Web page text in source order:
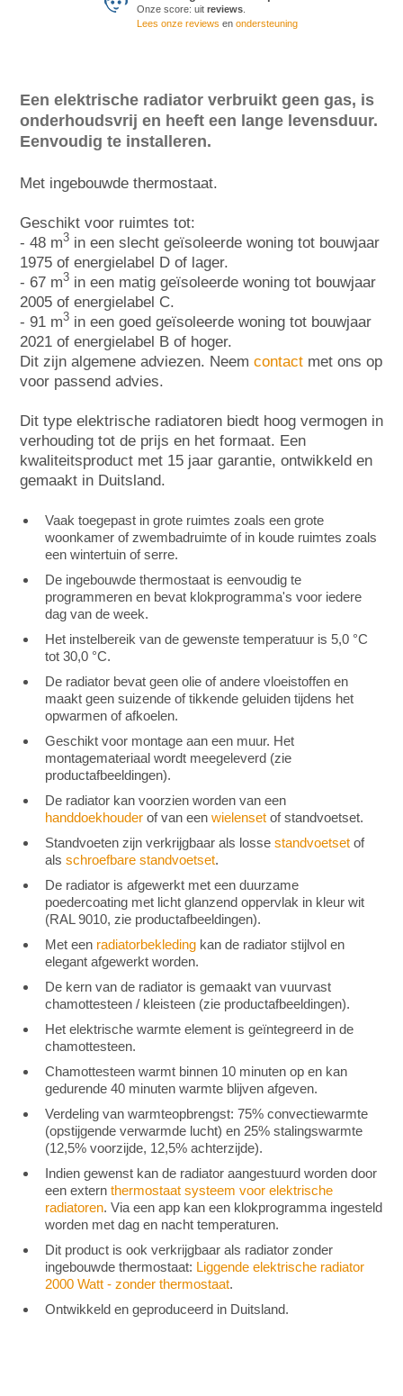
Onze score: uit reviews
Lees onze reviews en ondersteuning
Een elektrische radiator verbruikt geen gas, is
onderhoudsvrij en heeft een lange levensduur.
Eenvoudig te installeren.
Met ingebouwde thermostaat.
Geschikt voor ruimtes tot:
- 48 m3 in een slecht geïsoleerde woning tot bouwjaar
1975 of energielabel D of lager.
- 67 m3 in een matig geïsoleerde woning tot bouwjaar
2005 of energielabel C.
- 91 m3 in een goed geïsoleerde woning tot bouwjaar
2021 of energielabel B of hoger.
Dit zijn algemene adviezen. Neem contact met ons op
voor passend advies.
Dit type elektrische radiatoren biedt hoog vermogen in
verhouding tot de prijs en het formaat. Een
kwaliteitsproduct met 15 jaar garantie, ontwikkeld en
gemaakt in Duitsland.
Vaak toegepast in grote ruimtes zoals een grote
woonkamer of zwembadruimte of in koude ruimtes zoals
een wintertuin of serre.
De ingebouwde thermostaat is eenvoudig te
programmeren en bevat klokprogramma's voor iedere
dag van de week.
Het instelbereik van de gewenste temperatuur is 5,0 °C
tot 30,0 °C.
De radiator bevat geen olie of andere vloeistoffen en
maakt geen suizende of tikkende geluiden tijdens het
opwarmen of afkoelen.
Geschikt voor montage aan een muur. Het
montagemateriaal wordt meegeleverd (zie
productafbeeldingen).
De radiator kan voorzien worden van een
handdoekhouder of van een wielenset of standvoetset.
Standvoeten zijn verkrijgbaar als losse standvoetset of
als schroefbare standvoetset.
De radiator is afgewerkt met een duurzame
poedercoating met licht glanzend oppervlak in kleur wit
(RAL 9010, zie productafbeeldingen).
Met een radiatorbekleding kan de radiator stijlvol en
elegant afgewerkt worden.
De kern van de radiator is gemaakt van vuurvast
chamottesteen / kleisteen (zie productafbeeldingen).
Het elektrische warmte element is geïntegreerd in de
chamottesteen.
Chamottesteen warmt binnen 10 minuten op en kan
gedurende 40 minuten warmte blijven afgeven.
Verdeling van warmteopbrengst: 75% convectiewarmte
(opstijgende verwarmde lucht) en 25% stalingswarmte
(12,5% voorzijde, 12,5% achterzijde).
Indien gewenst kan de radiator aangestuurd worden door
een extern thermostaat systeem voor elektrische
radiatoren. Via een app kan een klokprogramma ingesteld
worden met dag en nacht temperaturen.
Dit product is ook verkrijgbaar als radiator zonder
ingebouwde thermostaat: Liggende elektrische radiator
2000 Watt - zonder thermostaat.
Ontwikkeld en geproduceerd in Duitsland.